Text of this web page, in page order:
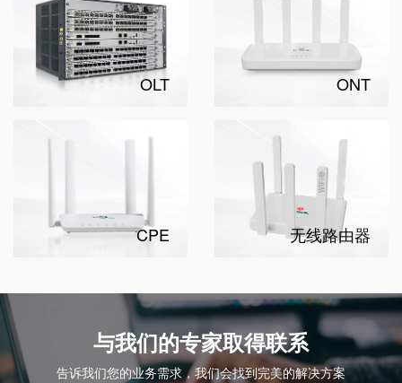
OLT ONT
CPE 无线路由器
与我们的专家取得联系
告诉我们您的业务需求，我们会找到完美的解决方案